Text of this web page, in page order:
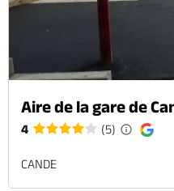
Aire de la gare de
4 (5)
CANDE